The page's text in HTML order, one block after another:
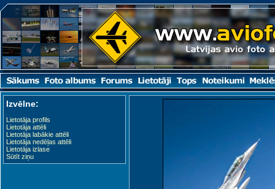
Izvēlne:
Lietotāja profils
Lietotāja attēli
Lietotāja labākie attēli
Lietotāja nedēļas attēli
Lietotāja izlase
Sūtīt ziņu